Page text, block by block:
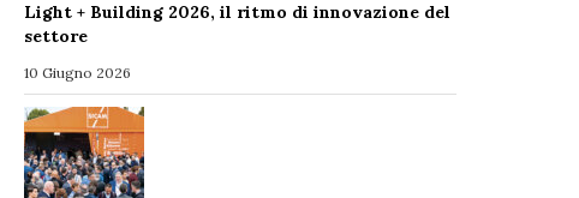
Light + Building 2026, il ritmo di innovazione del
settore
10 Giugno 2026